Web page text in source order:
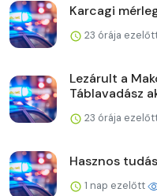
Karcagi
23 órája
Lezárult a
Táblavadász
23 órája
Hasznos
1 nap ezelőtt